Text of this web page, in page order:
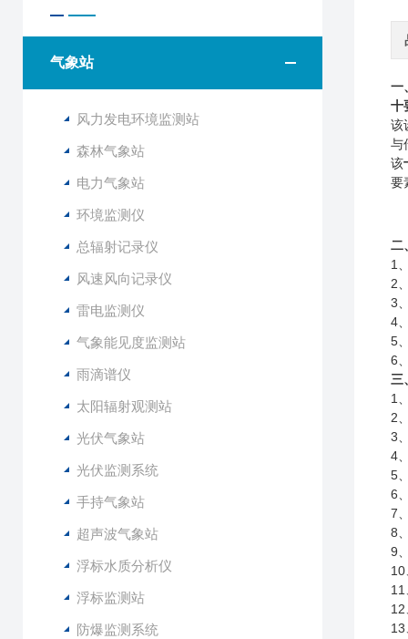
气象站
风力发电环境监测站
森林气象站
电力气象站
环境监测仪
总辐射记录仪
风速风向记录仪
雷电监测仪
气象能见度监测站
雨滴谱仪
太阳辐射观测站
光伏气象站
光伏监测系统
手持气象站
超声波气象站
浮标水质分析仪
浮标监测站
防爆监测系统
一
十
该
与
该
要
二
1
2
3
4
5
6
三
1
2
3
4
5
6
7
8
9